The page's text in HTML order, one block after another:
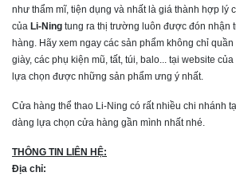
như thẩm mĩ, tiện dụng và nhất là giá thành hợp lý
của Li-Ning tung ra thị trường luôn được đón nhận
hàng. Hãy xem ngay các sản phẩm không chỉ
giày, các phụ kiện mũ, tất, túi, balo... tại website
lựa chọn được những sản phẩm ưng ý nhất.
Cửa hàng thể thao Li-Ning có rất nhiều chi nhánh
dàng lựa chọn cửa hàng gần mình nhất nhé.
THÔNG TIN LIÊN HỆ:
Địa chỉ: